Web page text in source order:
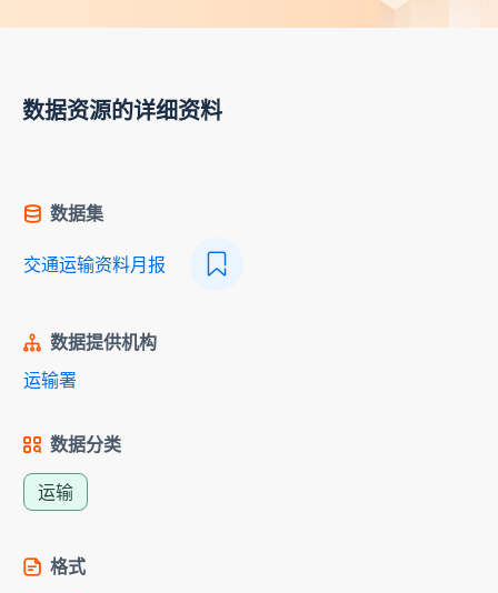
数据资源的详细资料
数据集
交通运输资料月报
数据提供机构
运输署
数据分类
运输
格式